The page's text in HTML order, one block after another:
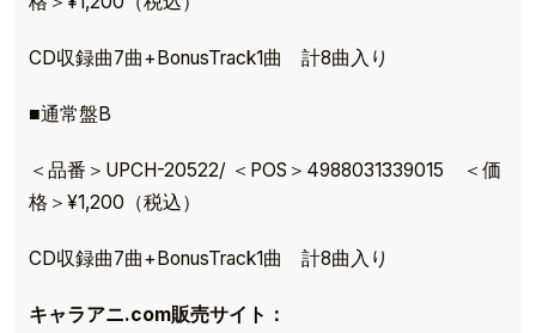
CD収録曲7曲+BonusTrack1曲 計8曲入り
■通常盤B
＜品番＞UPCH-20522/ ＜POS＞4988031339015 ＜価
格＞¥1,200（税込）
CD収録曲7曲+BonusTrack1曲 計8曲入り
キャラアニ.com販売サイト：